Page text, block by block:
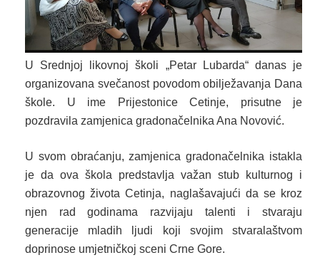
U Srednjoj likovnoj školi „Petar Lubarda“ danas je
organizovana svečanost povodom obilježavanja Dana
škole. U ime Prijestonice Cetinje, prisutne je
pozdravila zamjenica gradonačelnika Ana Novović.
U svom obraćanju, zamjenica gradonačelnika istakla
je da ova škola predstavlja važan stub kulturnog i
obrazovnog života Cetinja, naglašavajući da se kroz
njen rad godinama razvijaju talenti i stvaraju
generacije mladih ljudi koji svojim stvaralaštvom
doprinose umjetničkoj sceni Crne Gore.